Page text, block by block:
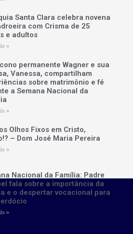
Santa Clara celebra novena
com Crisma de 25
e adultos
»
permanente Wagner e sua
Vanessa, compartilham
sobre matrimônio e fé
a Semana Nacional da
»
Olhos Fixos em Cristo,
– Dom José Maria Pereira
»
Nacional da Família: Padre
fala sobre a importância da
e o despertar vocacional para
»